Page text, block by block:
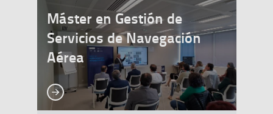
Máster en Gestión de
Servicios de Navegación
Aérea
Ver más